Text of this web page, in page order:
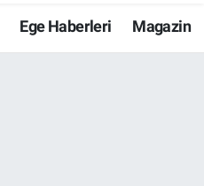
Ege Haberleri Magazin